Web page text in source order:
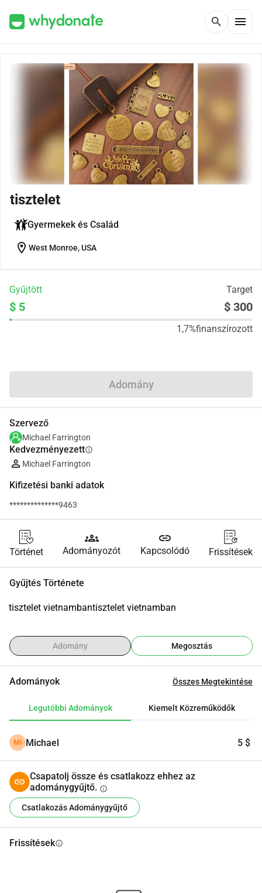
search menu
tisztelet
Gyermekek és Család
location_on West Monroe, USA
Gyűjtött Target
$ 5 $ 300
1,7%finanszírozott
Adomány
Szervező
Michael Farrington
Kedvezményezettinfo
Michael Farrington
Kifizetési banki adatok
**************9463
Történet
groups
Adományozót
link
Kapcsolódó Frissítések
Gyűjtés Története
tisztelet vietnambantisztelet vietnamban
Adomány Megosztás
Adományok Összes Megtekintése
Legutóbbi Adományok Kiemelt Közreműködők
MI Michael 5 $
Csapatolj össze és csatlakozz ehhez az
adománygyűjtő. info
Csatlakozás Adománygyűjtő
Frissítésekinfo